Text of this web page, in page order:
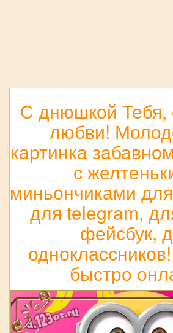
С днюшкой Тебя,
любви!
картинка
с
миньончиками
для telegram,
фейсбук,
быстро